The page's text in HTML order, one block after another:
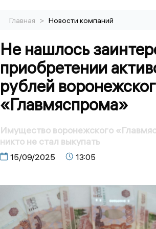
Главная > Новости компаний
Не нашлось
приобретении
рублей
«Главмяспрома»
Имущество воронежского
никто не стал выкупать
15/09/2025 13:05